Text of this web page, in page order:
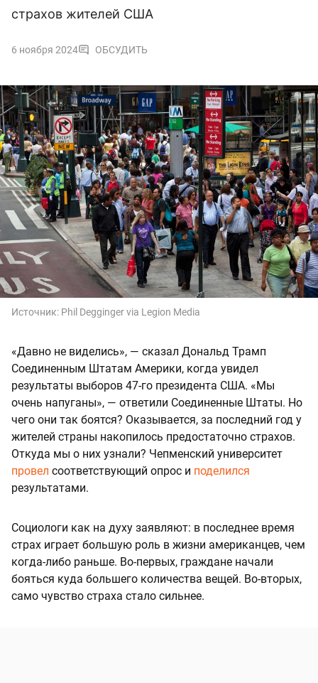
страхов жителей США
6 ноября 2024 ОБСУДИТЬ
Источник: Phil Degginger via Legion Media
«Давно не виделись», — сказал Дональд Трамп
Соединенным Штатам Америки, когда увидел
результаты выборов 47-го президента США. «Мы
очень напуганы», — ответили Соединенные Штаты. Но
чего они так боятся? Оказывается, за последний год у
жителей страны накопилось предостаточно страхов.
Откуда мы о них узнали? Чепменский университет
провел соответствующий опрос и поделился
результатами.
Социологи как на духу заявляют: в последнее время
страх играет большую роль в жизни американцев, чем
когда-либо раньше. Во-первых, граждане начали
бояться куда большего количества вещей. Во-вторых,
само чувство страха стало сильнее.